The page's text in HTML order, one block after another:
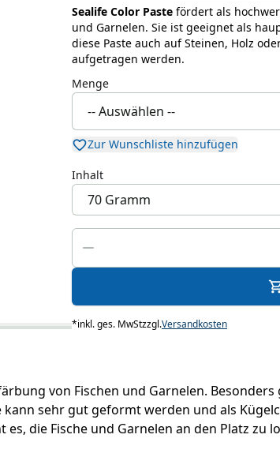
Sealife Color Pastefördert als
und Garnelen. Sie ist geeignet als
diese Paste auch auf Steinen, Holz
aufgetragen werden.
Menge
Zur Wunschliste hinzufügen
Inhalt
*inkl. ges. MwStzzgl.Versandkosten
von Fischen und Garnelen.
sehr gut geformt werden und als
die Fische und Garnelen an den Platz zu